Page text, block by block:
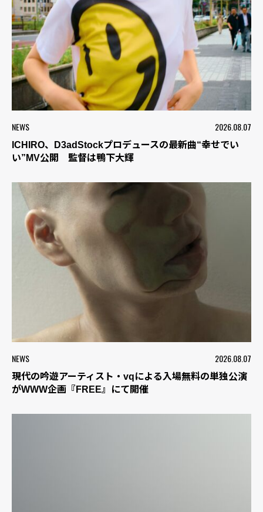
NEWS 2026.08.07
ICHIRO、D3adStockプロデュースの最新曲“幸せでい
い”MV公開 監督は鴨下大輝
NEWS 2026.08.07
現代の吟遊アーティスト・vqによる入場無料の単独公演
がWWW企画『FREE』にて開催